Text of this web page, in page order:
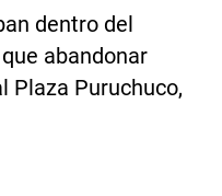
dentro del
abandonar
Plaza Puruchuco,